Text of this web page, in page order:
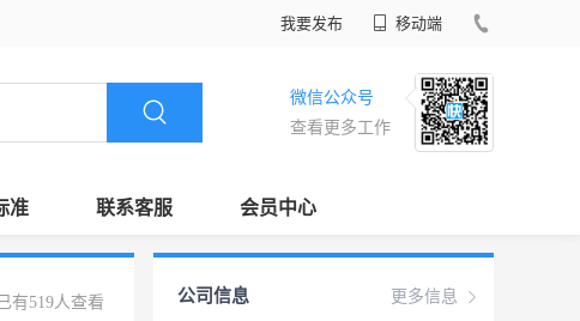
我要发布 移动端
微信公众号
查看更多工作
准 联系客服 会员中心
有519人查看 更多信息
公司信息